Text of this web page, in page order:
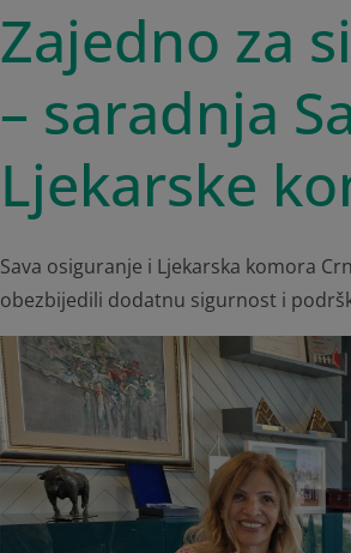
Zajedno za
– saradnja
Ljekarske
Sava osiguranje i Ljekarska komora
obezbijedili dodatnu sigurnost i